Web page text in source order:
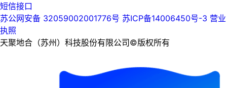
短信接口
苏公网安备 32059002001776号 苏ICP备14006450号-3 营业
执照
天聚地合（苏州）科技股份有限公司©版权所有